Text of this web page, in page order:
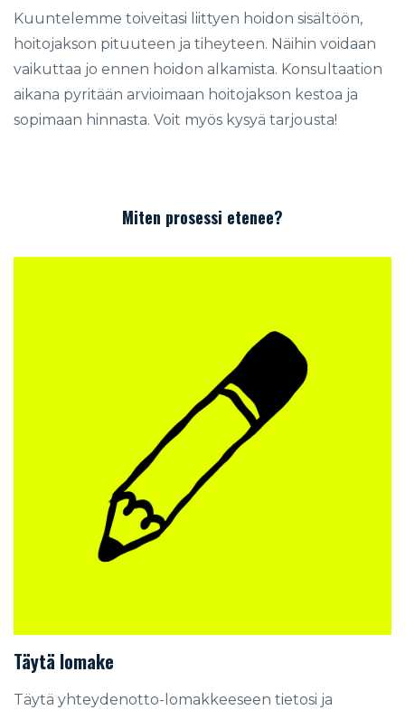
Kuuntelemme toiveitasi liittyen hoidon sisältöön,
hoitojakson pituuteen ja tiheyteen. Näihin voidaan
vaikuttaa jo ennen hoidon alkamista. Konsultaation
aikana pyritään arvioimaan hoitojakson kestoa ja
sopimaan hinnasta. Voit myös kysyä tarjousta!
Miten prosessi etenee?
Täytä lomake
Täytä yhteydenotto-lomakkeeseen tietosi ja